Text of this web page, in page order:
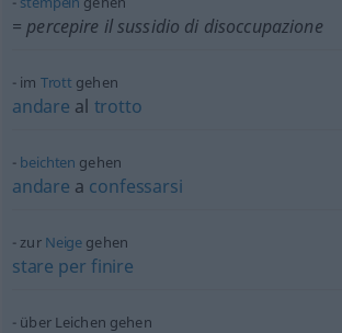
= percepire il sussidio di disoccupazione
im Trott gehen
andare al trotto
beichten gehen
andare a confessarsi
zur Neige gehen
stare per finire
über Leichen gehen